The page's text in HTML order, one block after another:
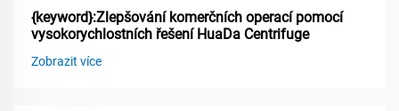
{keyword}:Zlepšování komerčních operací pomocí
vysokorychlostních řešení HuaDa Centrifuge
Zobrazit více